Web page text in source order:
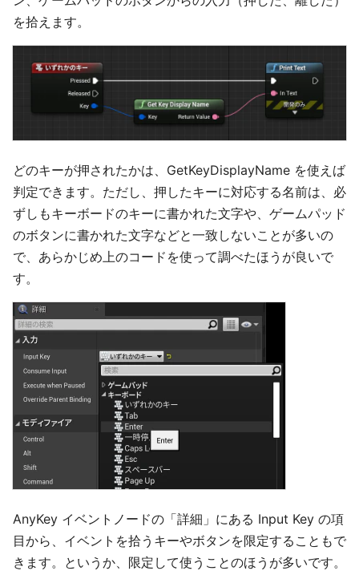
を拾えます。
どのキーが押されたかは、GetKeyDisplayName を使えば
判定できます。ただし、押したキーに対応する名前は、必
ずしもキーボードのキーに書かれた文字や、ゲームパッド
のボタンに書かれた文字などと一致しないことが多いの
で、あらかじめ上のコードを使って調べたほうが良いで
す。
AnyKey イベントノードの「詳細」にある Input Key の項
目から、イベントを拾うキーやボタンを限定することもで
きます。というか、限定して使うことのほうが多いです。